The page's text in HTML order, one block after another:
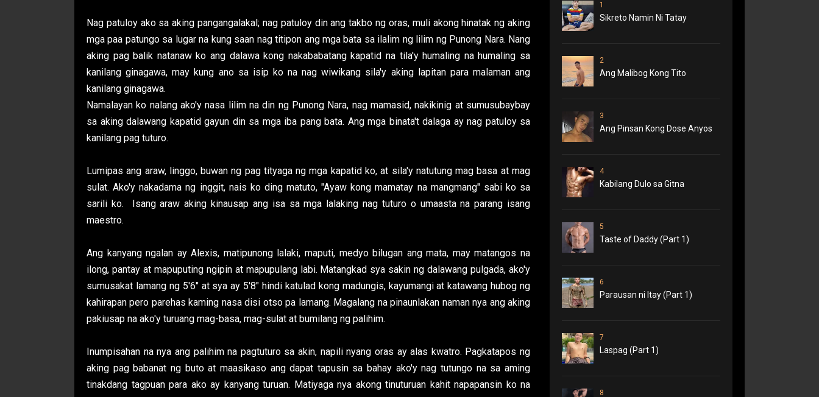
Nag patuloy ako sa aking pangangalakal; nag patuloy din ang takbo ng oras, muli akong hinatak ng aking
mga paa patungo sa lugar na kung saan nag titipon ang mga bata sa ilalim ng lilim ng Punong Nara. Nang
aking pag balik natanaw ko ang dalawa kong nakababatang kapatid na tila'y humaling na humaling sa
kanilang ginagawa, may kung ano sa isip ko na nag wiwikang sila'y aking lapitan para malaman ang
kanilang ginagawa.
Namalayan ko nalang ako'y nasa lilim na din ng Punong Nara, nag mamasid, nakikinig at sumusubaybay
sa aking dalawang kapatid gayun din sa mga iba pang bata. Ang mga binata't dalaga ay nag patuloy sa
kanilang pag tuturo.
Lumipas ang araw, linggo, buwan ng pag tityaga ng mga kapatid ko, at sila'y natutung mag basa at mag
sulat. Ako'y nakadama ng inggit, nais ko ding matuto, "Ayaw kong mamatay na mangmang" sabi ko sa
sarili ko. Isang araw aking kinausap ang isa sa mga lalaking nag tuturo o umaasta na parang isang
maestro.
Ang kanyang ngalan ay Alexis, matipunong lalaki, maputi, medyo bilugan ang mata, may matangos na
ilong, pantay at mapuputing ngipin at mapupulang labi. Matangkad sya sakin ng dalawang pulgada, ako'y
sumusakat lamang ng 5'6" at sya ay 5'8" hindi katulad kong madungis, kayumangi at katawang hubog ng
kahirapan pero parehas kaming nasa disi otso pa lamang. Magalang na pinaunlakan naman nya ang aking
pakiusap na ako'y turuang mag-basa, mag-sulat at bumilang ng palihim.
Inumpisahan na nya ang palihim na pagtuturo sa akin, napili nyang oras ay alas kwatro. Pagkatapos ng
aking pag babanat ng buto at maasikaso ang dapat tapusin sa bahay ako'y nag tutungo na sa aming
tinakdang tagpuan para ako ay kanyang turuan. Matiyaga nya akong tinuturuan kahit napapansin ko na
1
Sikreto Namin Ni Tatay
2
Ang Malibog Kong Tito
3
Ang Pinsan Kong Dose Anyos
4
Kabilang Dulo sa Gitna
5
Taste of Daddy (Part 1)
6
Parausan ni Itay (Part 1)
7
Laspag (Part 1)
8